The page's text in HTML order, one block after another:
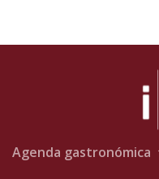
Agenda gastronómica